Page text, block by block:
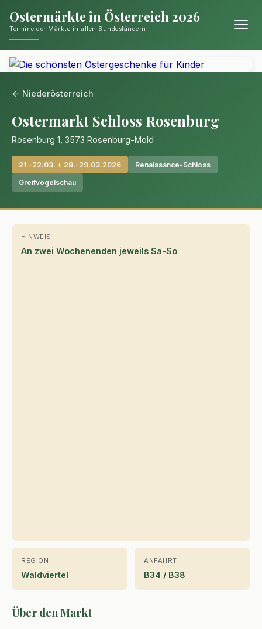
Ostermärkte in Österreich 2026
Termine der Märkte in allen Bundesländern
← Niederösterreich
Ostermarkt Schloss Rosenburg
Rosenburg 1, 3573 Rosenburg-Mold
21.-22.03. + 28.-29.03.2026 Renaissance-Schloss
Greifvogelschau
HINWEIS
An zwei Wochenenden jeweils Sa-So
REGION
Waldviertel
ANFAHRT
B34 / B38
Über den Markt